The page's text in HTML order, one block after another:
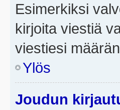
Esimerkiksi
kirjoita viestiä
viestiesi
Ylös
Joudun